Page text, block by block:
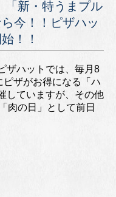
「新・特うまプル
今！！ピザハッ
！！
ザハットでは、毎月8
ピザがお得になる「ハ
していますが、その他
肉の日」として前日